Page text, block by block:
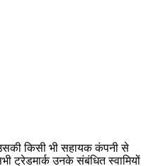
किसी भी सहायक कंपनी से
ट्रेडमार्क उनके संबंधित स्वामियों